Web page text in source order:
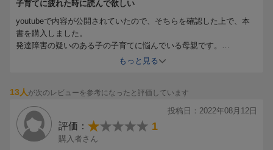
子育てに疲れた時に読んで欲しい
youtubeで内容が公開されていたので、そちらを確認した上で、本
書を購入しました。
発達障害の疑いのある子の子育てに悩んでいる母親です。
家庭の事情で正社員として働き続けないといけず、子どもに100%
子どものクリスマスプレゼントという名目で購入しましたが、この
本が本当に必要なのは、私の方だと思います。
全国の子育てに悩むお母さんに届いたら良いなと思うので、子育て
支援センターや、小児科、児童精神科の待合室などに、導入して欲
しいなと思います。
もっと見る
13人 が次のレビューを参考になったと評価しています
投稿日：2022年08月12日
評価： 1
購入者さん